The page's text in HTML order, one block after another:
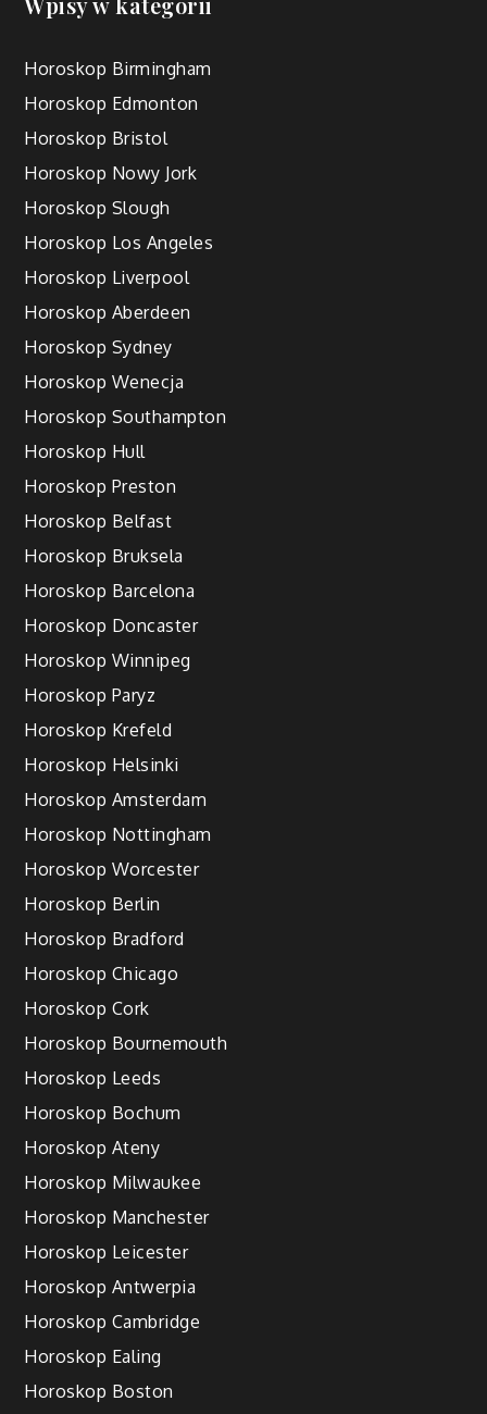
Horoskop Birmingham
Horoskop Edmonton
Horoskop Bristol
Horoskop Nowy Jork
Horoskop Slough
Horoskop Los Angeles
Horoskop Liverpool
Horoskop Aberdeen
Horoskop Sydney
Horoskop Wenecja
Horoskop Southampton
Horoskop Hull
Horoskop Preston
Horoskop Belfast
Horoskop Bruksela
Horoskop Barcelona
Horoskop Doncaster
Horoskop Winnipeg
Horoskop Paryz
Horoskop Krefeld
Horoskop Helsinki
Horoskop Amsterdam
Horoskop Nottingham
Horoskop Worcester
Horoskop Berlin
Horoskop Bradford
Horoskop Chicago
Horoskop Cork
Horoskop Bournemouth
Horoskop Leeds
Horoskop Bochum
Horoskop Ateny
Horoskop Milwaukee
Horoskop Manchester
Horoskop Leicester
Horoskop Antwerpia
Horoskop Cambridge
Horoskop Ealing
Horoskop Boston